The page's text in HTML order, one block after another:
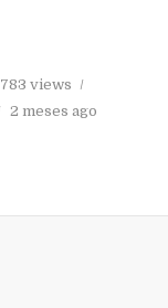
783 views
2 meses ago